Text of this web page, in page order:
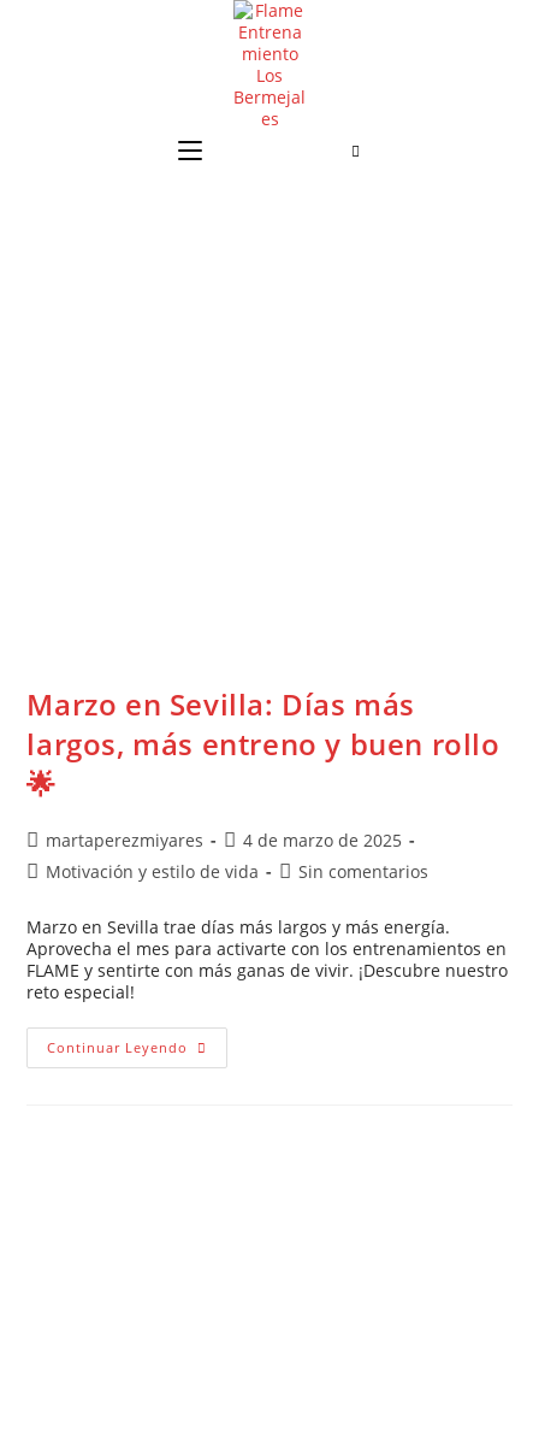
Marzo en Sevilla: Días más
largos, más entreno y buen rollo
🌟
martaperezmiyares
4 de marzo de 2025
Motivación y estilo de vida
Sin comentarios
Marzo en Sevilla trae días más largos y más energía.
Aprovecha el mes para activarte con los entrenamientos en
FLAME y sentirte con más ganas de vivir. ¡Descubre nuestro
reto especial!
Continuar Leyendo